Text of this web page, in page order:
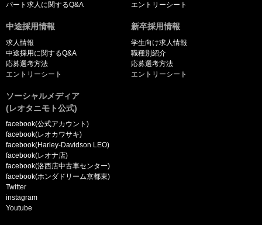
パート求人に関するQ&A
エントリーシート
中途採用情報
求人情報
中途採用に関するQ&A
応募選考方法
エントリーシート
新卒採用情報
学生向け求人情報
職種別紹介
応募選考方法
エントリーシート
ソーシャルメディア
(レオタニモト公式)
facebook(公式アカウント)
facebook(レオカワサキ)
facebook(Harley-Davidson LEO)
facebook(レオナ店)
facebook(洛西店中古車センター)
facebook(ホンダドリーム京都東)
Twitter
instagram
Youtube